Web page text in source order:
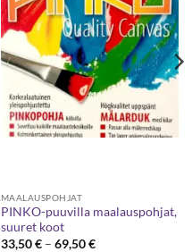
MAALAUSPOHJAT
PINKO-puuvilla maalauspohjat,
suuret koot
33,50€ – 69,50€Hintaluokka: